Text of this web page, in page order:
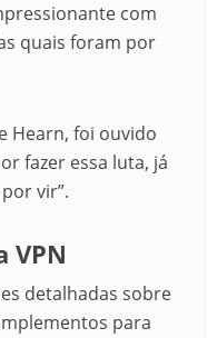
com
quais foram por
Hearn, foi ouvido
fazer essa luta, já
vir”.
VPN
detalhadas sobre
para